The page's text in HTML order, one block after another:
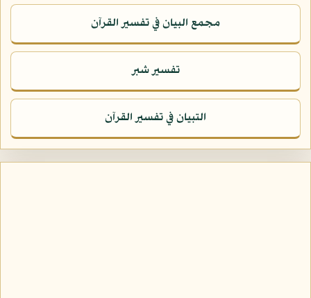
مجمع البيان في تفسير القرآن
تفسير شبر
التبيان في تفسير القرآن